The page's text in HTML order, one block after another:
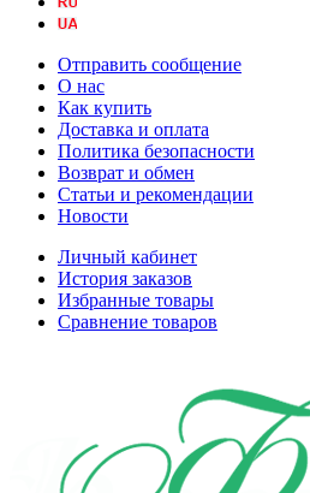
Отправить сообщение
О нас
Как купить
Доставка и оплата
Политика безопасности
Возврат и обмен
Статьи и рекомендации
Новости
Личный кабинет
История заказов
Избранные товары
Сравнение товаров